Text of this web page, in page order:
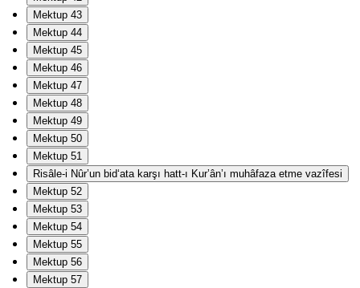
Mektup 43
Mektup 44
Mektup 45
Mektup 46
Mektup 47
Mektup 48
Mektup 49
Mektup 50
Mektup 51
Risâle-i Nûr’un bid‘ata karşı hatt-ı Kur’ân’ı muhâfaza etme vazîfesi
Mektup 52
Mektup 53
Mektup 54
Mektup 55
Mektup 56
Mektup 57